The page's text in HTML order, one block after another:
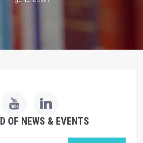
OF NEWS & EVENTS